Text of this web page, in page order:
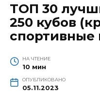
ТОП 30
250 кубов
НА ЧТЕНИЕ
10 мин
ОПУБЛИКОВАНО
05.11.2023